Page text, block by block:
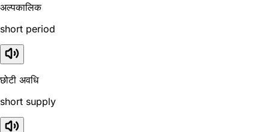
अल्पकालिक
short period
छोटी अवधि
short supply